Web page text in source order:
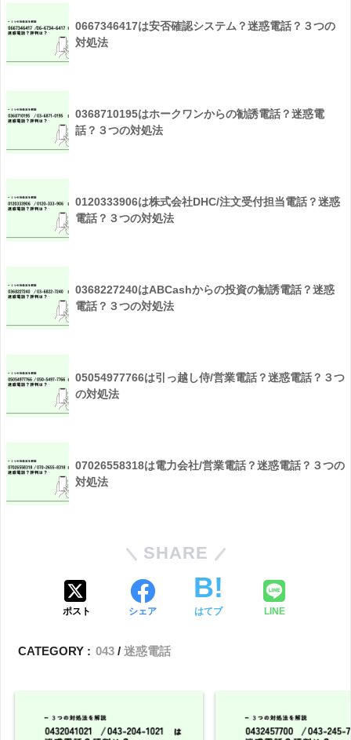
0667346417は安否確認システム？迷惑電話？３つの
対処法
0368710195はホークワンからの勧誘電話？迷惑電
話？３つの対処法
0120333906は株式会社DHC/注文受付担当電話？迷惑
電話？３つの対処法
0368227240はABCashからの投資の勧誘電話？迷惑
電話？３つの対処法
05054977766は引っ越し侍/営業電話？迷惑電話？３つ
の対処法
07026558318は電力会社/営業電話？迷惑電話？３つの
対処法
SHARE
ポスト シェア はてブ LINE
CATEGORY : 043 迷惑電話